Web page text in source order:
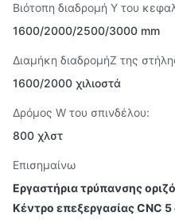
Βιότοπη διαδρομή Y του
1600/2000/2500/3000 mm
Διαμήκη διαδρομήZ της
1600/2000 χιλιοστά
Δρόμος W του σπινδέλου:
800 χλστ
Επισημαίνω
Εργαστήρια τρύπανσης
Κέντρο επεξεργασίας CNC